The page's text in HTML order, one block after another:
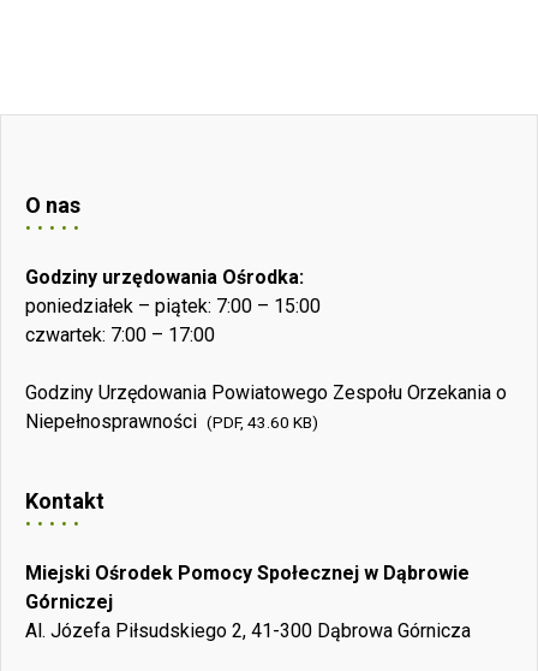
O nas
Godziny urzędowania Ośrodka:
poniedziałek – piątek: 7:00 – 15:00
czwartek: 7:00 – 17:00
Godziny Urzędowania Powiatowego Zespołu Orzekania o
Niepełnosprawności (PDF, 43.60 KB)
Kontakt
Miejski Ośrodek Pomocy Społecznej w Dąbrowie
Górniczej
Al. Józefa Piłsudskiego 2, 41-300 Dąbrowa Górnicza